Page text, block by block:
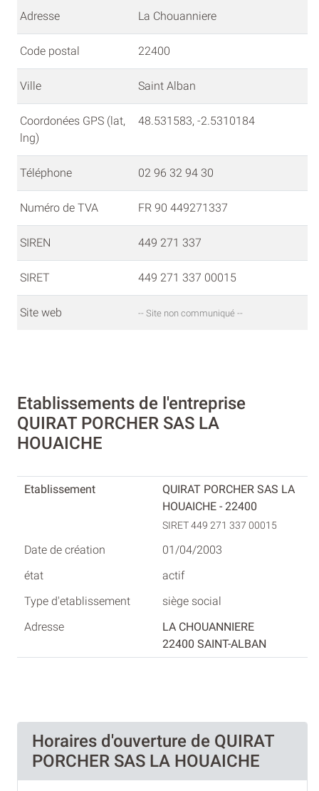
Adresse La Chouanniere
Code postal 22400
Ville Saint Alban
Coordonées GPS (lat,
lng)
48.531583, -2.5310184
Téléphone 02 96 32 94 30
Numéro de TVA FR 90 449271337
SIREN 449 271 337
SIRET 449 271 337 00015
Site web -- Site non communiqué --
Etablissements de l'entreprise
QUIRAT PORCHER SAS LA
HOUAICHE
QUIRAT PORCHER SAS LA
HOUAICHE - 22400
SIRET 449 271 337 00015
01/04/2003
actif
siège social
LA CHOUANNIERE
22400 SAINT-ALBAN
Horaires d'ouverture de QUIRAT
PORCHER SAS LA HOUAICHE